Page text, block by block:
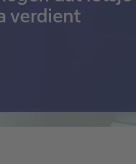
Gestructureerde
verdient